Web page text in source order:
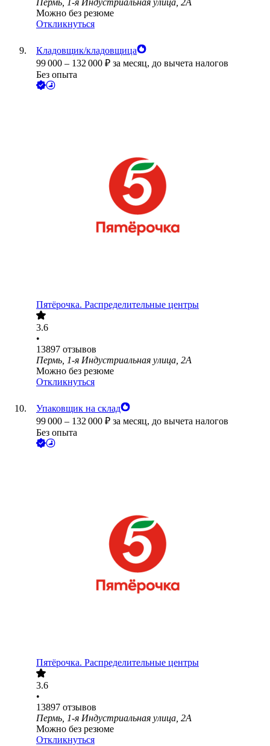
Пермь, 1-я Индустриальная улица, 2А
Можно без резюме
Откликнуться
Кладовщик/кладовщица
99 000 – 132 000 ₽ за месяц, до вычета налогов
Без опыта
Пятёрочка. Распределительные центры
3.6
•
13897 отзывов
Пермь, 1-я Индустриальная улица, 2А
Можно без резюме
Откликнуться
Упаковщик на склад
99 000 – 132 000 ₽ за месяц, до вычета налогов
Без опыта
Пятёрочка. Распределительные центры
3.6
•
13897 отзывов
Пермь, 1-я Индустриальная улица, 2А
Можно без резюме
Откликнуться